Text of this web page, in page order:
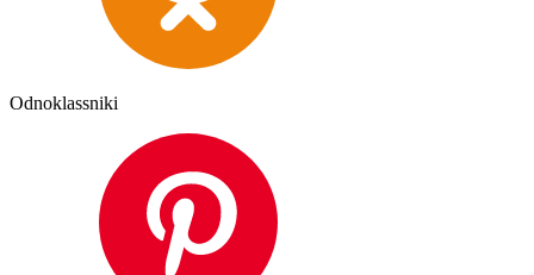
Odnoklassniki